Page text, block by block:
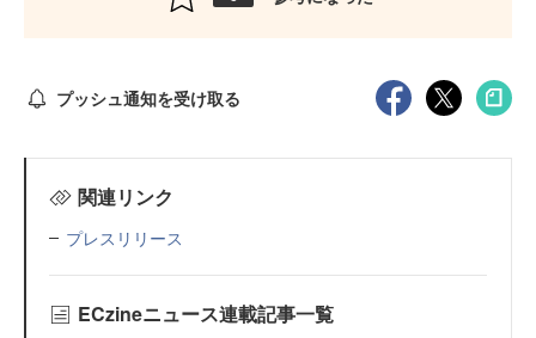
プッシュ通知を受け取る
関連リンク
プレスリリース
ECzineニュース連載記事一覧